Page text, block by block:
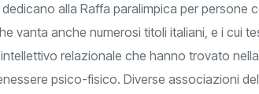
alla Raffa paralimpica per persone
vanta anche numerosi titoli italiani, e i cui
relazionale che hanno trovato
psico-fisico. Diverse associazioni